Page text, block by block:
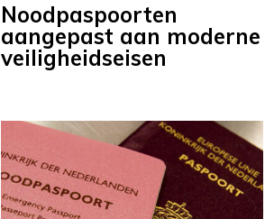
Noodpaspoorten
aangepast aan moderne
veiligheidseisen